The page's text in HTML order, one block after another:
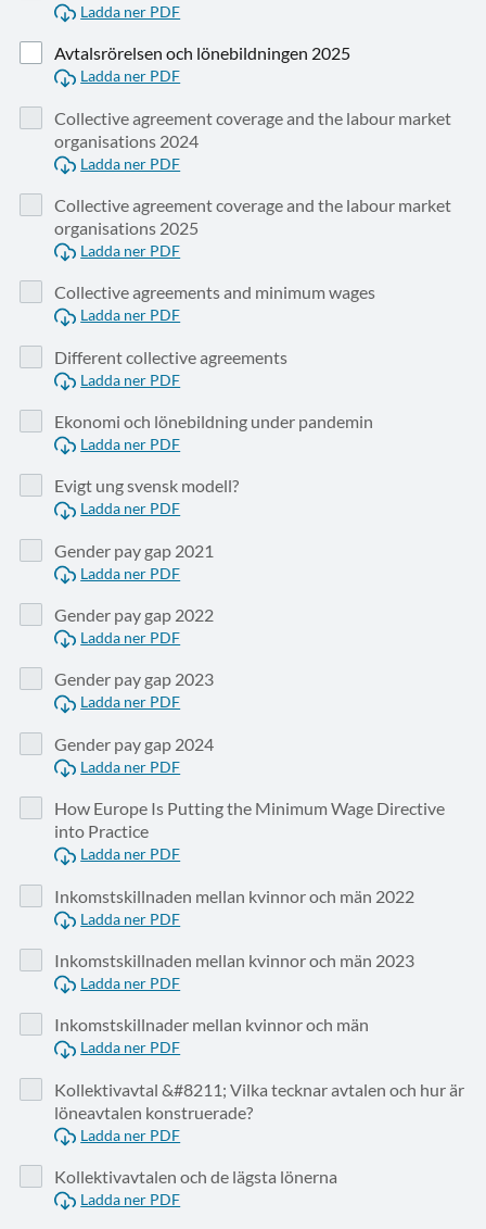
Ladda ner PDF
Avtalsrörelsen och lönebildningen 2025
Ladda ner PDF
Collective agreement coverage and the labour market
organisations 2024
Ladda ner PDF
Collective agreement coverage and the labour market
organisations 2025
Ladda ner PDF
Collective agreements and minimum wages
Ladda ner PDF
Different collective agreements
Ladda ner PDF
Ekonomi och lönebildning under pandemin
Ladda ner PDF
Evigt ung svensk modell?
Ladda ner PDF
Gender pay gap 2021
Ladda ner PDF
Gender pay gap 2022
Ladda ner PDF
Gender pay gap 2023
Ladda ner PDF
Gender pay gap 2024
Ladda ner PDF
How Europe Is Putting the Minimum Wage Directive
into Practice
Ladda ner PDF
Inkomstskillnaden mellan kvinnor och män 2022
Ladda ner PDF
Inkomstskillnaden mellan kvinnor och män 2023
Ladda ner PDF
Inkomstskillnader mellan kvinnor och män
Ladda ner PDF
Kollektivavtal &#8211; Vilka tecknar avtalen och hur är
löneavtalen konstruerade?
Ladda ner PDF
Kollektivavtalen och de lägsta lönerna
Ladda ner PDF